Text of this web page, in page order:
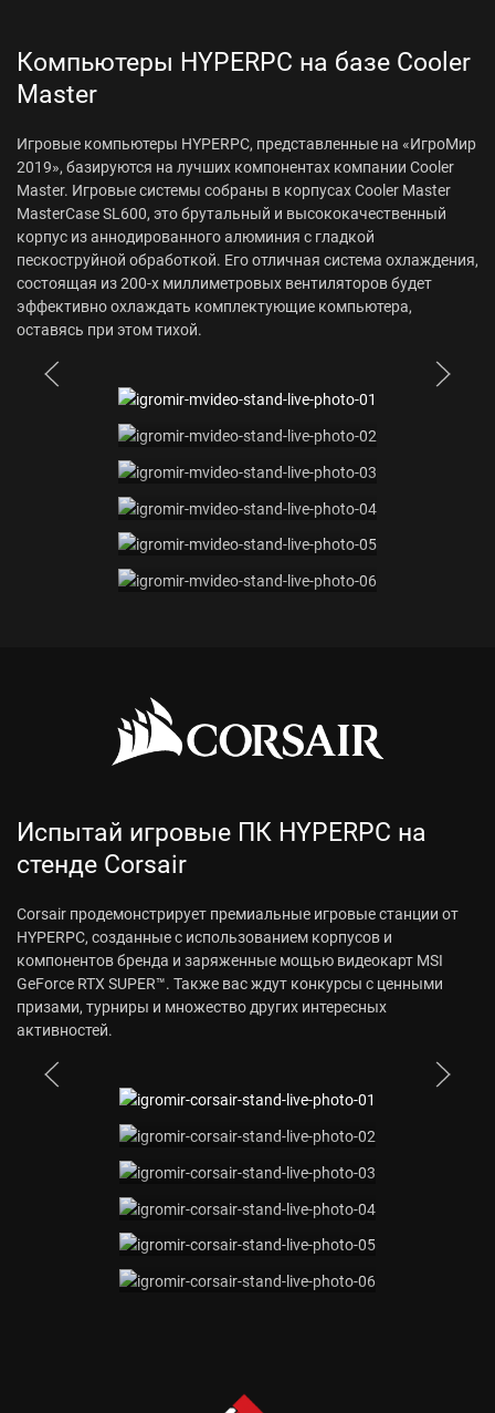
Компьютеры HYPERPC на базе Cooler
Master
Игровые компьютеры HYPERPC, представленные на «ИгроМир
2019», базируются на лучших компонентах компании Cooler
Master. Игровые системы собраны в корпусах Cooler Master
MasterCase SL600, это брутальный и высококачественный
корпус из аннодированного алюминия с гладкой
пескоструйной обработкой. Его отличная система охлаждения,
состоящая из 200-х миллиметровых вентиляторов будет
эффективно охлаждать комплектующие компьютера,
оставясь при этом тихой.
Испытай игровые ПК HYPERPC на
стенде Corsair
Corsair продемонстрирует премиальные игровые станции от
HYPERPC, созданные с использованием корпусов и
компонентов бренда и заряженные мощью видеокарт MSI
GeForce RTX SUPER™. Также вас ждут конкурсы с ценными
призами, турниры и множество других интересных
активностей.